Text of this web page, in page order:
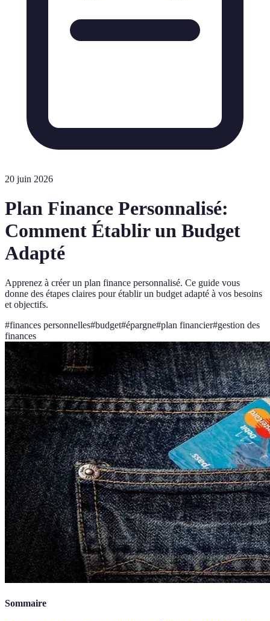
20 juin 2026
Plan Finance Personnalisé:
Comment Établir un Budget
Adapté
Apprenez à créer un plan finance personnalisé. Ce guide vous
donne des étapes claires pour établir un budget adapté à vos besoins
et objectifs.
#finances personnelles#budget#épargne#plan financier#gestion des
finances
Sommaire